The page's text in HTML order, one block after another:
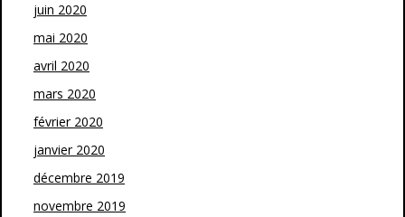
juin 2020
mai 2020
avril 2020
mars 2020
février 2020
janvier 2020
décembre 2019
novembre 2019